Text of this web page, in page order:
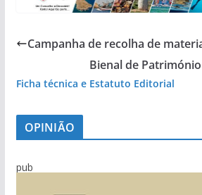
Campanha de recolha de
Bienal de
Ficha técnica e Estatuto Editorial
OPINIÃO
pub